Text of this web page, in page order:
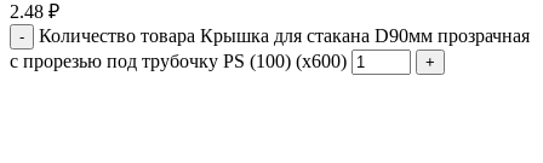
2.48 ₽
Количество товара Крышка для стакана D90мм прозрачная
с прорезью под трубочку PS (100) (х600)